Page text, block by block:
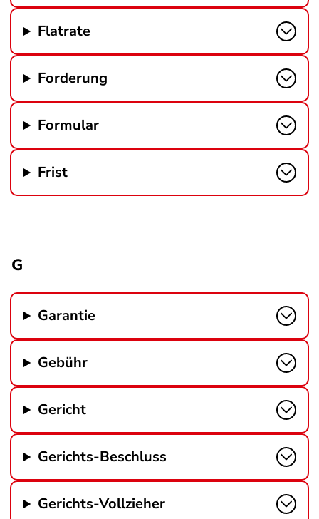
Flatrate
Forderung
Formular
Frist
G
Garantie
Gebühr
Gericht
Gerichts-Beschluss
Gerichts-Vollzieher